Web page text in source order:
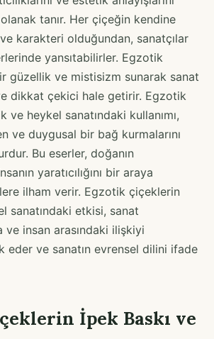
tanır. Her çiçeğin kendine
karakteri olduğundan, sanatçılar
yansıtabilirler. Egzotik
güzellik ve mistisizm sunarak sanat
dikkat çekici hale getirir. Egzotik
ve heykel sanatındaki kullanımı,
ve duygusal bir bağ kurmalarını
Bu eserler, doğanın
yaratıcılığını bir araya
ilham verir. Egzotik çiçeklerin
sanatındaki etkisi, sanat
ve insan arasındaki ilişkiyi
eder ve sanatın evrensel dilini ifade
İpek Baskı ve